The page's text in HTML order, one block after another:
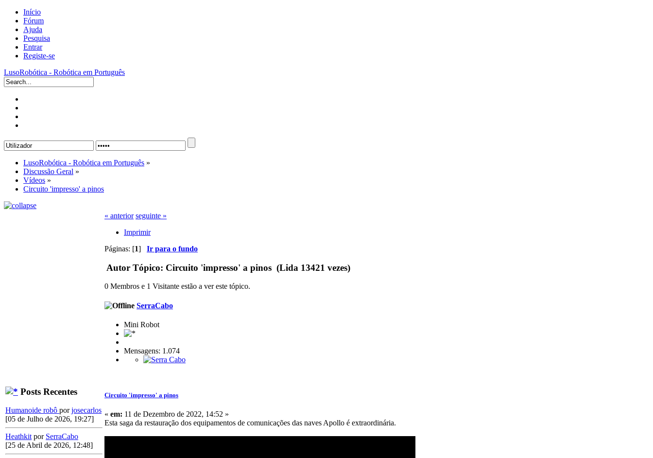
Início
Fórum
Ajuda
Pesquisa
Entrar
Registe-se
LusoRobótica - Robótica em Português
LusoRobótica - Robótica em Português »
Discussão Geral »
Vídeos »
Circuito 'impresso' a pinos
Posts Recentes
Humanoide robô porjosecarlos
[05 de Julho de 2026, 19:27]
Heathkit por SerraCabo
[25 de Abril de 2026, 12:48]
« anterior seguinte »
Imprimir
Páginas: [1] Ir para o fundo
Autor Tópico: Circuito 'impresso' a pinos (Lida 13421 vezes)
0 Membros e 1 Visitante estão a ver este tópico.
SerraCabo
Mini Robot
Mensagens: 1.074
Circuito 'impresso' a pinos
« em: 11 de Dezembro de 2022, 14:52 »
Esta saga da restauração dos equipamentos de comunicações das naves Apollo é extraordinária.